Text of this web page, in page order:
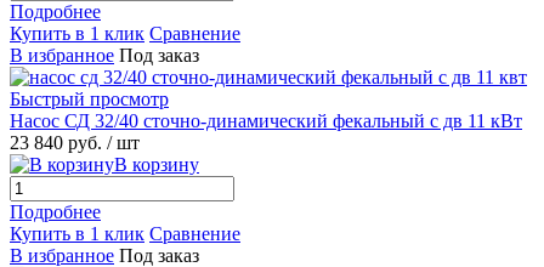
Подробнее
Купить в 1 клик Сравнение
В избранное Под заказ
Быстрый просмотр
Насос СД 32/40 сточно-динамический фекальный с дв 11 кВт
23 840 руб. / шт
В корзину
Подробнее
Купить в 1 клик Сравнение
В избранное Под заказ